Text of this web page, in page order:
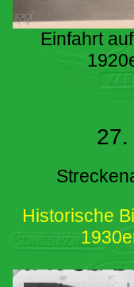
Einfahrt
27.
Historische